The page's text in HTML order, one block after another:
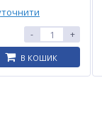
- +
В КОШИК